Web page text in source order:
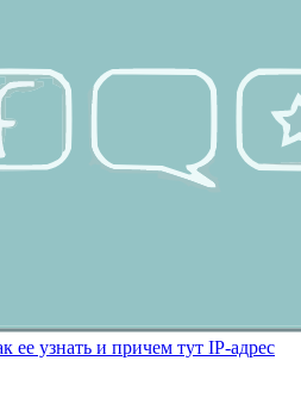
ее узнать и причем тут IP-адрес